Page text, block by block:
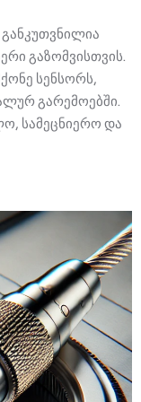
გაზომვისთვის.
სენსორს,
გარემოებში.
სამეცნიერო და